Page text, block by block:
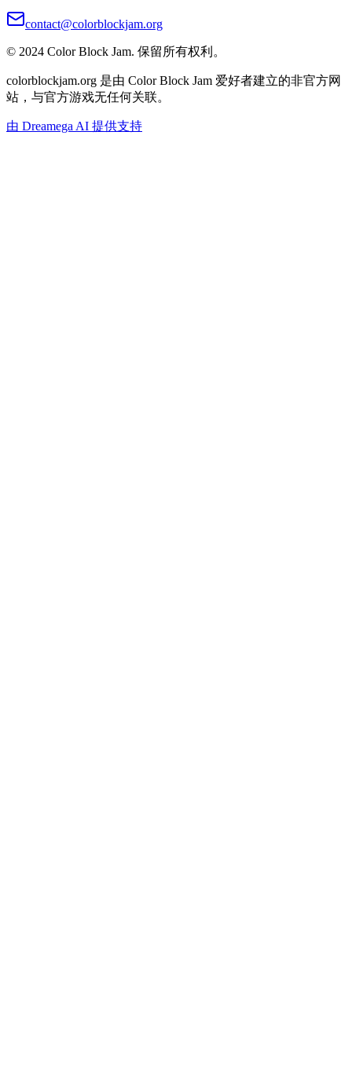
contact@colorblockjam.org
© 2024 Color Block Jam. 保留所有权利。
colorblockjam.org 是由 Color Block Jam 爱好者建立的非官方网
站，与官方游戏无任何关联。
由 Dreamega AI 提供支持